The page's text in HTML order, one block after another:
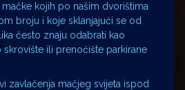
kojih po našim dvorištima
broju i koje sklanjajući se od
često znaju odabrati kao
ili prenoćište parkirane
zavlačenja mačjeg svijeta ispod